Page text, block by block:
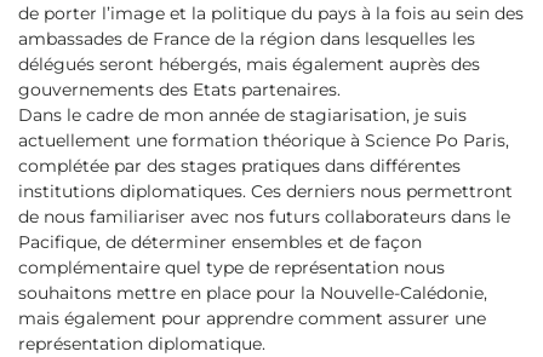
de porter l’image et la politique du pays à la fois au sein des
ambassades de France de la région dans lesquelles les
délégués seront hébergés, mais également auprès des
gouvernements des Etats partenaires.
Dans le cadre de mon année de stagiarisation, je suis
actuellement une formation théorique à Science Po Paris,
complétée par des stages pratiques dans différentes
institutions diplomatiques. Ces derniers nous permettront
de nous familiariser avec nos futurs collaborateurs dans le
Pacifique, de déterminer ensembles et de façon
complémentaire quel type de représentation nous
souhaitons mettre en place pour la Nouvelle-Calédonie,
mais également pour apprendre comment assurer une
représentation diplomatique.